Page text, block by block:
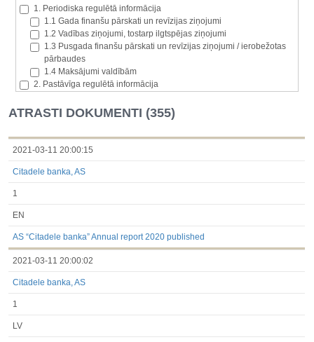
1. Periodiska regulētā informācija
1.1 Gada finanšu pārskati un revīzijas ziņojumi
1.2 Vadības ziņojumi, tostarp ilgtspējas ziņojumi
1.3 Pusgada finanšu pārskati un revīzijas ziņojumi / ierobežotas
pārbaudes
1.4 Maksājumi valdībām
2. Pastāvīga regulētā informācija
2.2. Iekšējā informācija
2.3. Paziņojumi par būtisku akciju paketi
2.4. Emitenta paša akciju iegāde vai atsavināšana
2.5. Balsstiesību kopējais skaits un kapitāls
kategorijām
dalībvalsts tiesību aktiem
Līdz 2017.03.01
Finanšu pārskati
Informācija par akcionāru sapulcēm
ATRASTI DOKUMENTI (355)
2021-03-11 20:00:15
Citadele banka, AS
1
EN
AS “Citadele banka” Annual report 2020 published
2021-03-11 20:00:02
Citadele banka, AS
1
LV